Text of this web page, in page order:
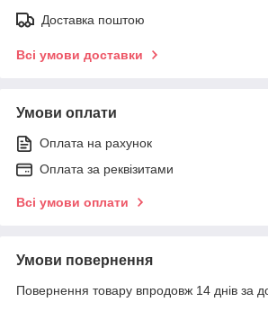
Доставка поштою
Всі умови доставки
Умови оплати
Оплата на рахунок
Оплата за реквізитами
Всі умови оплати
Умови повернення
Повернення товару впродовж 14 днів за